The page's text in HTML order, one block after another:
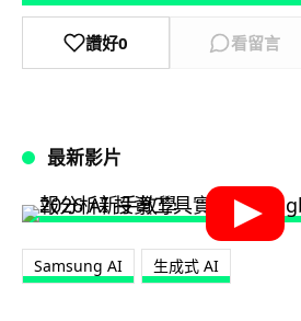
讚好0 看留言
最新影片
Samsung AI 生成式 AI